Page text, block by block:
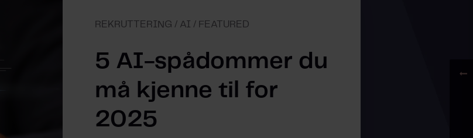
REKRUTTERING / AI / FEATURED
5 AI-spådommer du
må kjenne til for
2025